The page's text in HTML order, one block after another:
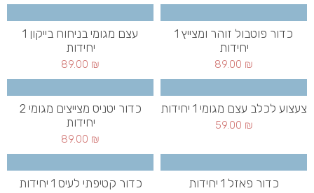
כדור פוטבול זוהר ומצייץ 1
יחידות
89.00 ₪
עצם מגומי בניחוח בייקון 1
יחידות
89.00 ₪
צעצוע לכלב עצם מגומי 1 יחידות
59.00 ₪
כדור יטניס מצייצים מגומי 2
יחידות
89.00 ₪
כדור פאזל 1 יחידות כדור קטיפתי לעיס 1 יחידות